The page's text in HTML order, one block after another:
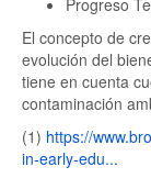
El concepto de
evolución del
tiene en cuenta
contaminación
(1) https://
in-early-edu...